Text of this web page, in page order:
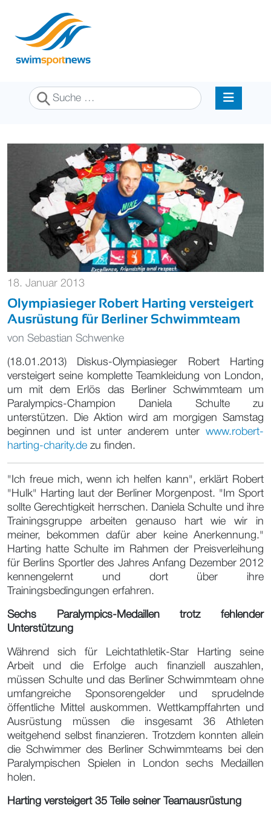
Suchen
18. Januar 2013
Olympiasieger Robert Harting versteigert
Ausrüstung für Berliner Schwimmteam
von Sebastian Schwenke
(18.01.2013) Diskus-Olympiasieger Robert Harting
versteigert seine komplette Teamkleidung von London,
um mit dem Erlös das Berliner Schwimmteam um
Paralympics-Champion
Daniela Schultezu
unterstützen. Die Aktion wird am morgigen Samstag
beginnen und ist unter anderem unter www.robert-
harting-charity.de zu finden.
"Ich freue mich, wenn ich helfen kann", erklärt Robert
"Hulk" Harting laut der Berliner Morgenpost. "Im Sport
sollte Gerechtigkeit herrschen. Daniela Schulte und ihre
Trainingsgruppe arbeiten genauso hart wie wir in
meiner, bekommen dafür aber keine Anerkennung."
Harting hatte Schulte im Rahmen der Preisverleihung
für Berlins Sportler des Jahres Anfang Dezember 2012
kennengelernt und dort über ihre
Trainingsbedingungen erfahren.
Sechs Paralympics-Medaillen trotz fehlender
Unterstützung
Während sich für Leichtathletik-Star Harting seine
Arbeit und die Erfolge auch finanziell auszahlen,
müssen Schulte und das Berliner Schwimmteam ohne
umfangreiche Sponsorengelder und sprudelnde
öffentliche Mittel auskommen. Wettkampffahrten und
Ausrüstung müssen die insgesamt 36 Athleten
weitgehend selbst finanzieren. Trotzdem konnten allein
die Schwimmer des Berliner Schwimmteams bei den
Paralympischen Spielen in London sechs Medaillen
holen.
Harting versteigert 35 Teile seiner Teamausrüstung